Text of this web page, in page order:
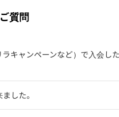
質問
キャンペーンなど）で入会し
した。